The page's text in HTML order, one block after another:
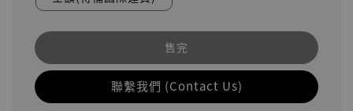
售完
聯繫我們 (Contact Us)